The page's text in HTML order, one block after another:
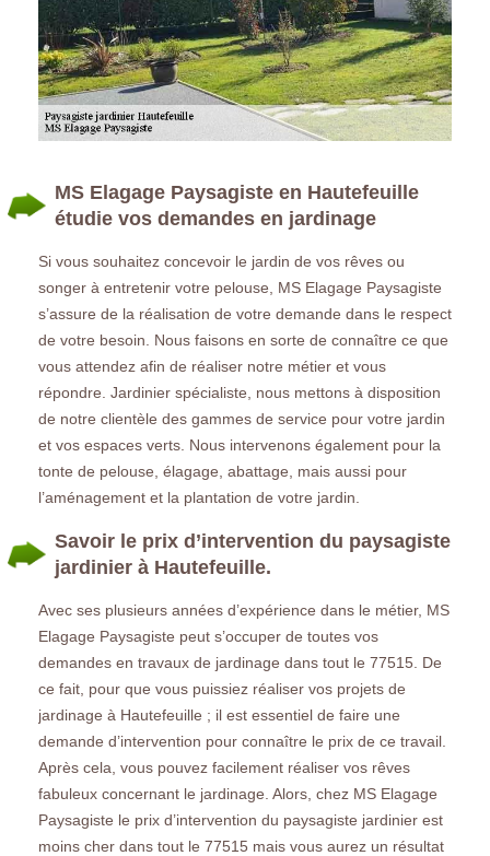
MS Elagage Paysagiste en Hautefeuille
étudie vos demandes en jardinage
Si vous souhaitez concevoir le jardin de vos rêves ou
songer à entretenir votre pelouse, MS Elagage Paysagiste
s’assure de la réalisation de votre demande dans le respect
de votre besoin. Nous faisons en sorte de connaître ce que
vous attendez afin de réaliser notre métier et vous
répondre. Jardinier spécialiste, nous mettons à disposition
de notre clientèle des gammes de service pour votre jardin
et vos espaces verts. Nous intervenons également pour la
tonte de pelouse, élagage, abattage, mais aussi pour
l’aménagement et la plantation de votre jardin.
Savoir le prix d’intervention du paysagiste
jardinier à Hautefeuille.
Avec ses plusieurs années d’expérience dans le métier, MS
Elagage Paysagiste peut s’occuper de toutes vos
demandes en travaux de jardinage dans tout le 77515. De
ce fait, pour que vous puissiez réaliser vos projets de
jardinage à Hautefeuille ; il est essentiel de faire une
demande d’intervention pour connaître le prix de ce travail.
Après cela, vous pouvez facilement réaliser vos rêves
fabuleux concernant le jardinage. Alors, chez MS Elagage
Paysagiste le prix d’intervention du paysagiste jardinier est
moins cher dans tout le 77515 mais vous aurez un résultat